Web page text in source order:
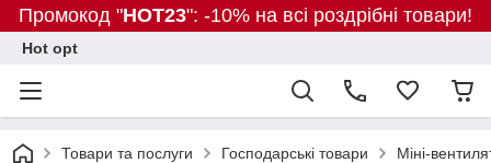
Промокод "HOT23": -10% на всі роздрібні товари!
Hot opt
Товари та послуги Господарські товари Міні-